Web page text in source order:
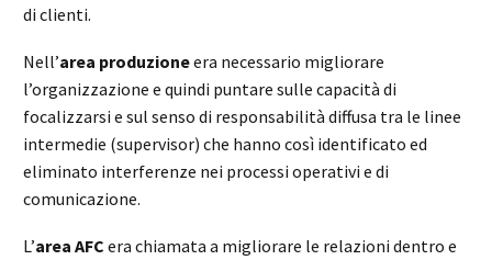
di clienti.
Nell’area produzioneera necessario migliorare
l’organizzazione e quindi puntare sulle capacità di
focalizzarsi e sul senso di responsabilità diffusa tra le linee
intermedie (supervisor) che hanno così identificato ed
eliminato interferenze nei processi operativi e di
comunicazione.
L’area AFC era chiamata a migliorare le relazioni dentro e